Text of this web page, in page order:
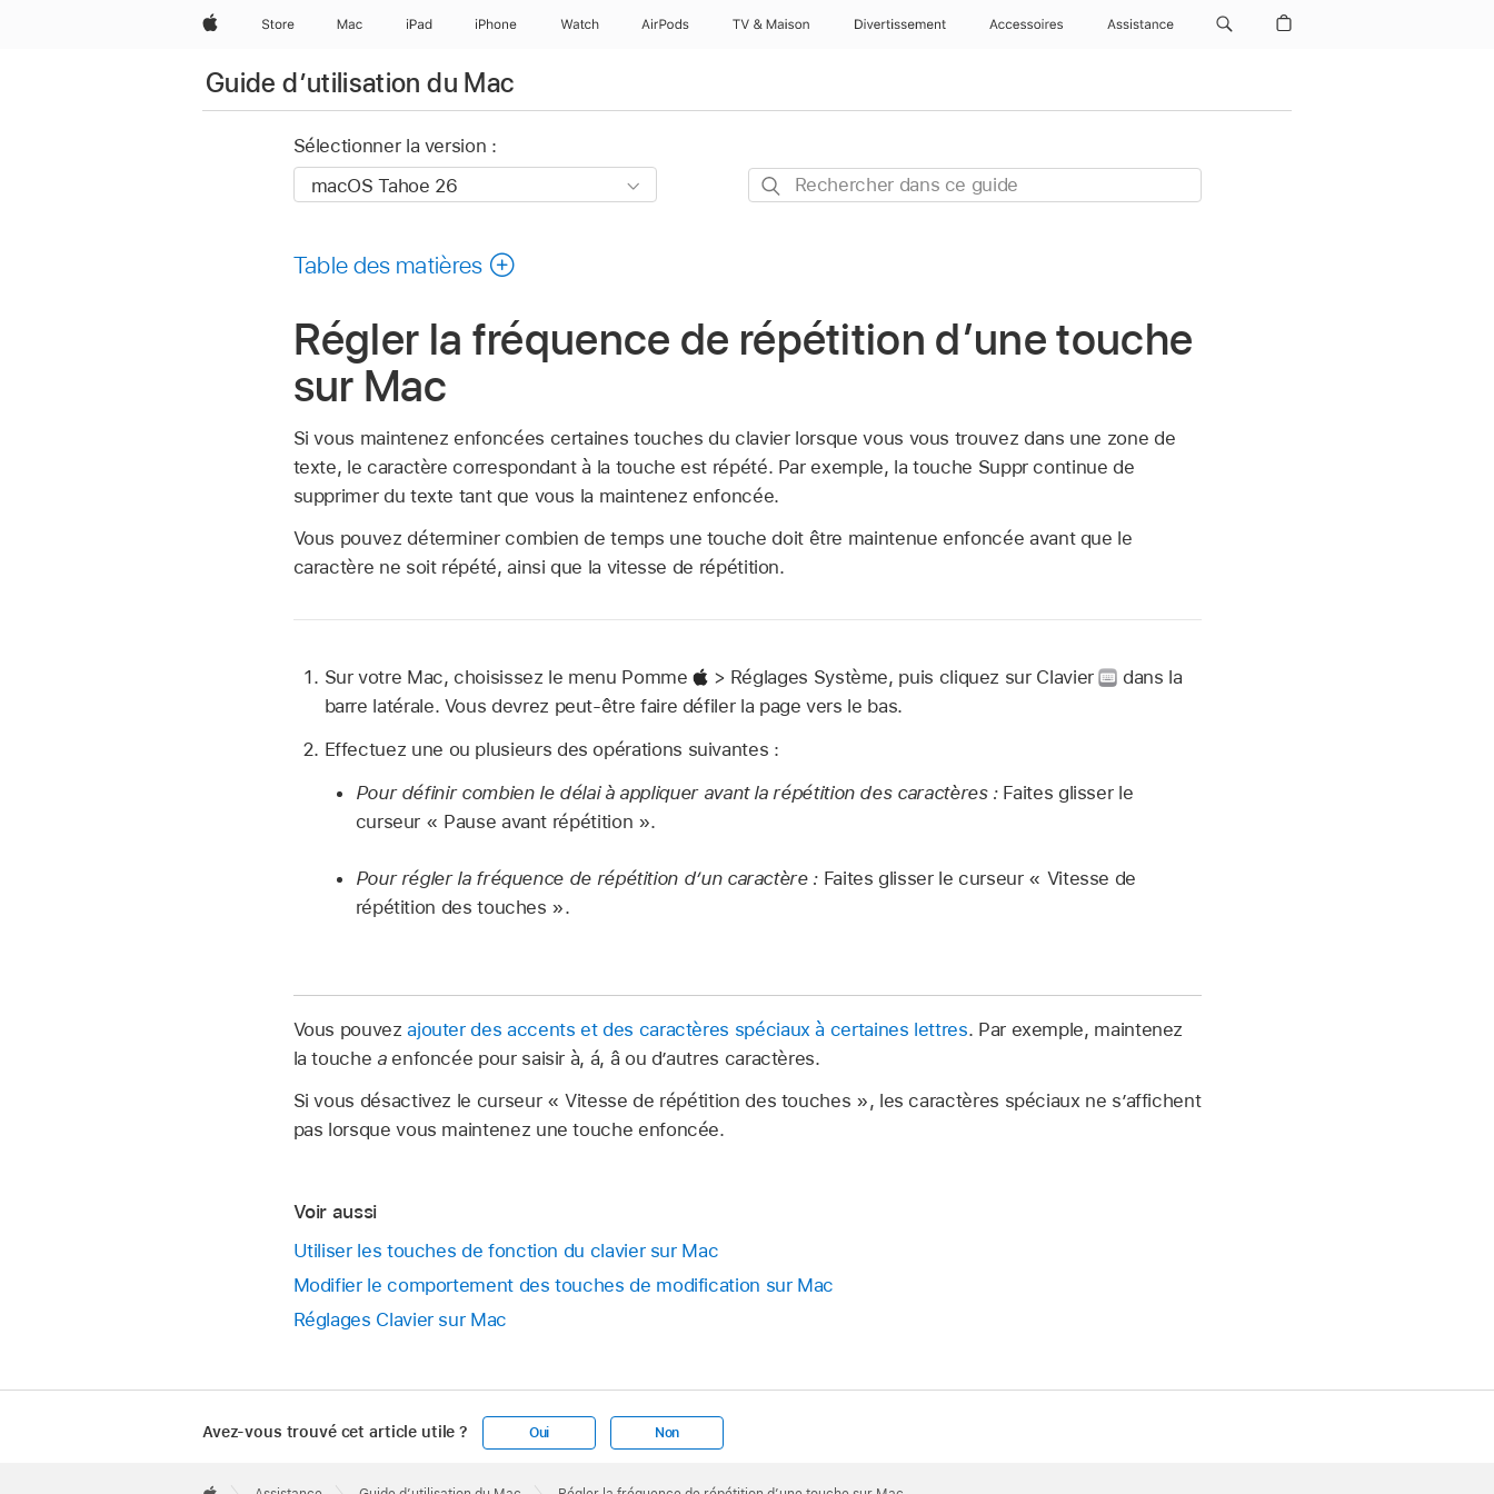
AppleStore Mac iPad iPhone Watch AirPods TV & Maison Divertissements Accessoires Assistance
Guide d’utilisation du Mac
Sélectionner la version :
Rechercher
Table des matières
Régler la fréquence de répétition d’une touche
sur Mac
Si vous maintenez enfoncées certaines touches du clavier lorsque vous vous trouvez dans une zone de
texte, le caractère correspondant à la touche est répété. Par exemple, la touche Suppr continue de
supprimer du texte tant que vous la maintenez enfoncée.
Vous pouvez déterminer combien de temps une touche doit être maintenue enfoncée avant que le
caractère ne soit répété, ainsi que la vitesse de répétition.
Sur votre Mac, choisissez le menu Pomme > Réglages Système, puis cliquez sur Clavier
dans la
barre latérale. Vous devrez peut-être faire défiler la page vers le bas.
Effectuez une ou plusieurs des opérations suivantes :
Pour définir combien le délai à appliquer avant la répétition des caractères :Faites glisser le
curseur « Pause avant répétition ».
Pour régler la fréquence de répétition d’un caractère :Faites glisser le curseur « Vitesse de
répétition des touches ».
Vous pouvezajouter des accents et des caractères spéciaux à certaines lettres. Par exemple, maintenez
la touche aenfoncée pour saisir à, á, â ou d’autres caractères.
Si vous désactivez le curseur « Vitesse de répétition des touches », les caractères spéciaux ne s’affichent
pas lorsque vous maintenez une touche enfoncée.
Voir aussi
Utiliser les touches de fonction du clavier sur Mac
Modifier le comportement des touches de modification sur Mac
Réglages Clavier sur Mac
Avez-vous trouvé cet article utile ? Oui Non
Footer